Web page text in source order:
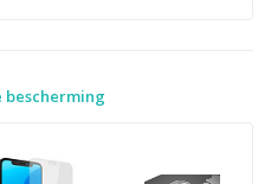
bescherming